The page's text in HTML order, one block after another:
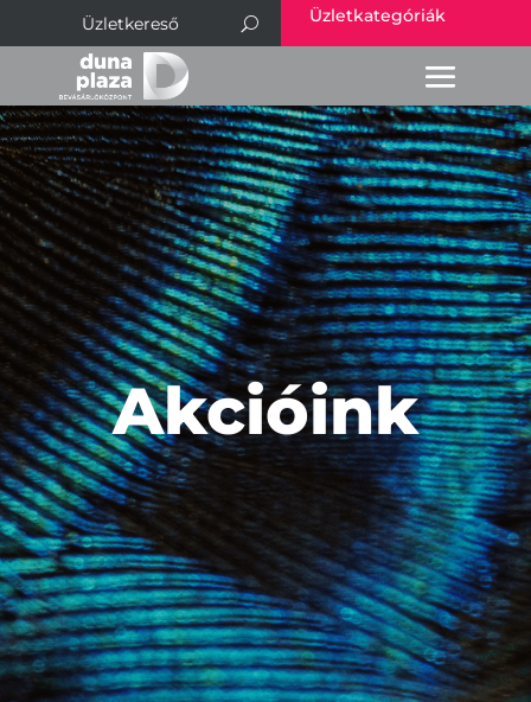
Üzletkategóriák
Akcióink